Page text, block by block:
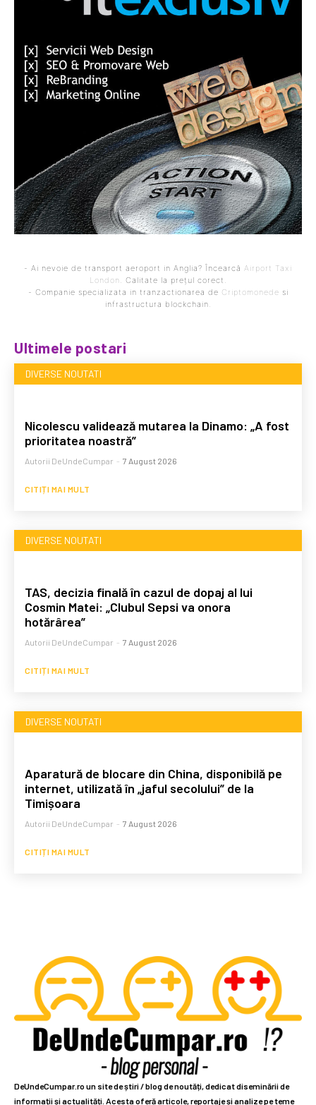
- Ai nevoie de transport aeroport in Anglia? Încearcă Airport Taxi
London
. Calitate la prețul corect.
- Companie specializata in tranzactionarea de Criptomonede si
infrastructura blockchain.
Ultimele postari
DIVERSE NOUTATI
Nicolescu validează mutarea la Dinamo: „A fost
prioritatea noastră”
Autorii DeUndeCumpar - 7 August 2026
CITIȚI MAI MULT
DIVERSE NOUTATI
TAS, decizia finală în cazul de dopaj al lui
Cosmin Matei: „Clubul Sepsi va onora
hotărârea”
Autorii DeUndeCumpar - 7 August 2026
CITIȚI MAI MULT
DIVERSE NOUTATI
Aparatură de blocare din China, disponibilă pe
internet, utilizată în „jaful secolului” de la
Timișoara
Autorii DeUndeCumpar - 7 August 2026
CITIȚI MAI MULT
DeUndeCumpar.ro un site de știri / blog de noutăți, dedicat diseminării de
informații și actualități. Acesta oferă articole, reportaje și analize pe teme